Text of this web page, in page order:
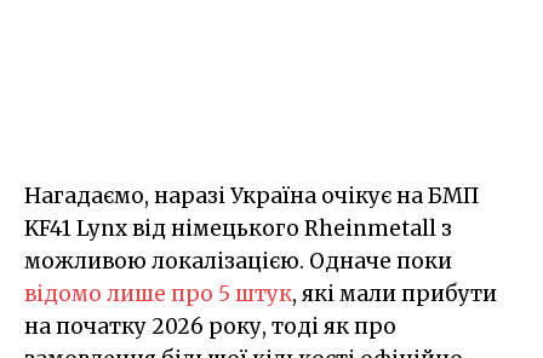
Нагадаємо, наразі Україна очікує на БМП
KF41 Lynx від німецького Rheinmetall з
можливою локалізацією. Одначе поки
відомо лише про 5 штук, які мали прибути
на початку 2026 року, тоді як про